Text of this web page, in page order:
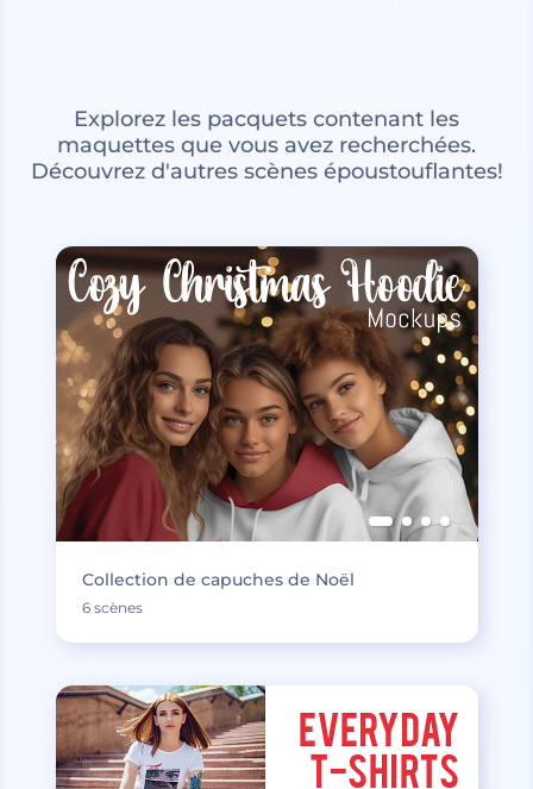
Explorez les pacquets contenant les
maquettes que vous avez recherchées.
Découvrez d'autres scènes époustouflantes!
Collection de capuches de Noël
6 scènes